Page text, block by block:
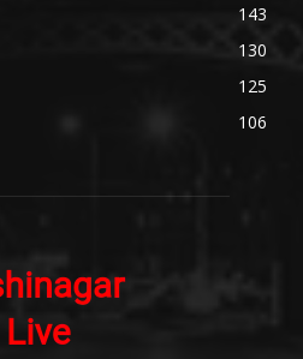
143
130
125
106